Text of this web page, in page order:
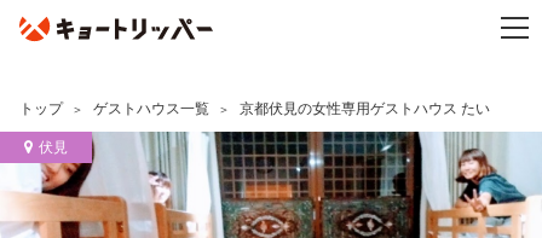
トップ ゲストハウス一覧 京都伏見の女性専用ゲストハウス たい
伏見